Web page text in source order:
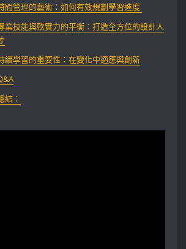
間管理的藝術：如何有效規劃學習進度
業技能與軟實力的平衡：打造全方位的設計人
續學習的重要性：在變化中適應與創新
結：